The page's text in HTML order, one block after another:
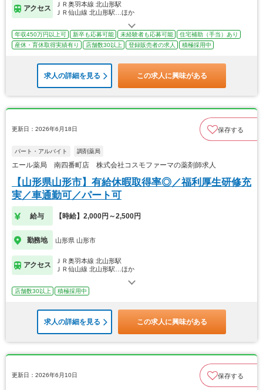
アクセス
ＪＲ奥羽本線 北山形駅
ＪＲ仙山線 北山形駅…ほか
年収450万円以上可 新卒も応募可能 未経験者も応募可能
住宅補助（手当）あり
産休・育休取得実績有り
店舗数30以上 登録販売者の求人 積極採用中
求人の詳細を見る この求人に興味がある
更新日：2026年6月18日 保存する
パート・アルバイト 調剤薬局
エール薬局 南四番町店 株式会社コスモファーマの薬剤師求人
【山形県山形市】有給休暇取得率◎／福利厚生研修充
実／車通勤可／パート可
給与 【時給】2,000円～2,500円
勤務地 山形県 山形市
アクセス
ＪＲ奥羽本線 北山形駅
ＪＲ仙山線 北山形駅…ほか
店舗数30以上 積極採用中
求人の詳細を見る この求人に興味がある
更新日：2026年6月10日 保存する